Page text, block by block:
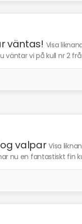
väntas! Visa
väntar vi på kull nr 2
valpar Visa
nu en fantastiskt fin